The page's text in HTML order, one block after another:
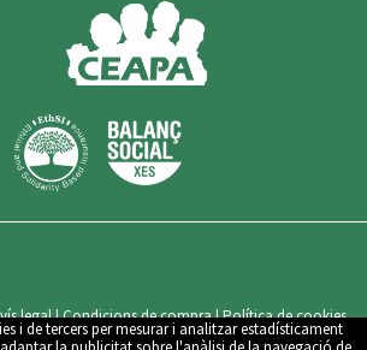
legal|Condicions de compra|Política de cookies
i de tercers per mesurar i analitzar estadísticament